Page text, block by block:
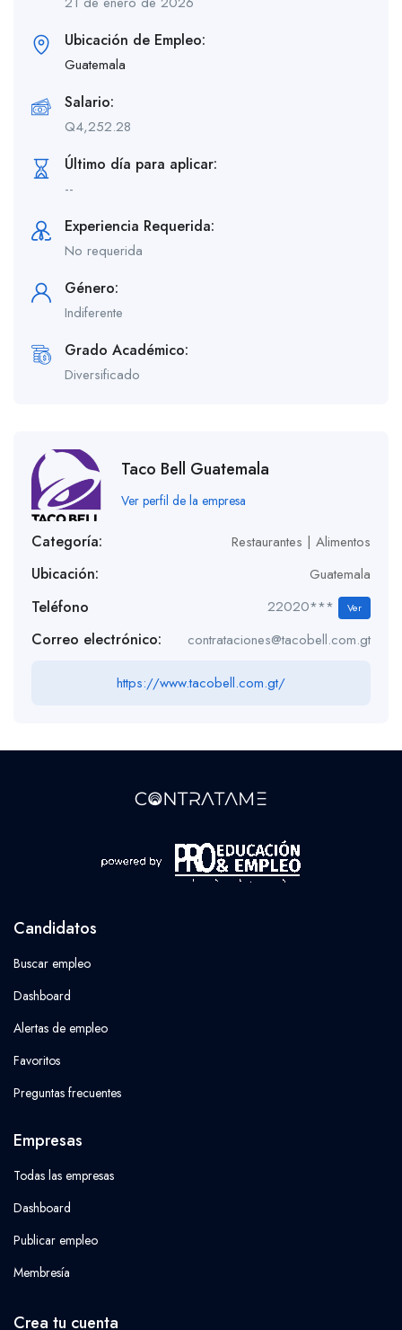
Ubicación de Empleo:
Guatemala
Salario:
Q4,252.28
Último día para aplicar:
--
Experiencia Requerida:
No requerida
Género:
Indiferente
Grado Académico:
Diversificado
Taco Bell Guatemala
Ver perfil de la empresa
Categoría: Restaurantes | Alimentos
Ubicación: Guatemala
Teléfono 22020*** Ver
Correo electrónico: contrataciones@tacobell.com.gt
https://www.tacobell.com.gt/
Candidatos
Buscar empleo
Dashboard
Alertas de empleo
Favoritos
Preguntas frecuentes
Empresas
Todas las empresas
Dashboard
Publicar empleo
Membresía
Crea tu cuenta